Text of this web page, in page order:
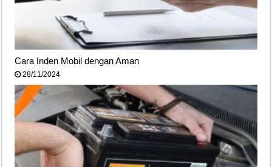
Cara Inden Mobil dengan Aman
28/11/2024